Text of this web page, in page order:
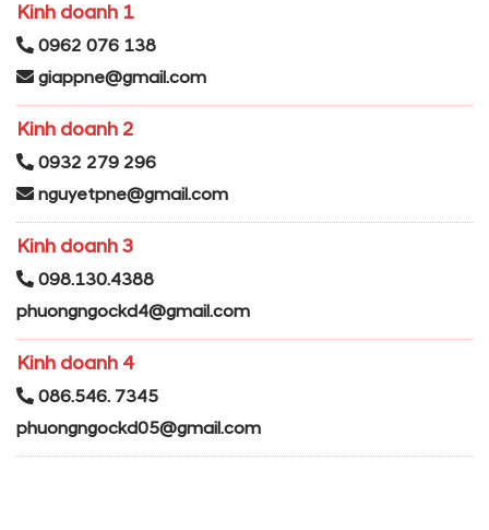
Kinh doanh 1
0962 076 138
giappne@gmail.com
Kinh doanh 2
0932 279 296
nguyetpne@gmail.com
Kinh doanh 3
098.130.4388
phuongngockd4@gmail.com
Kinh doanh 4
086.546. 7345
phuongngockd05@gmail.com